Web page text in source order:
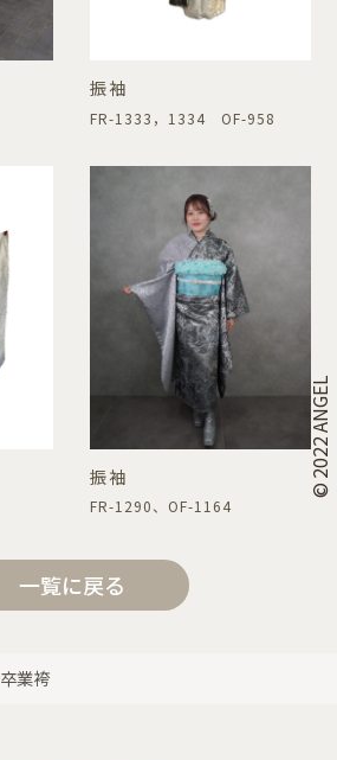
振袖
FR-1333，1334 OF-958
振袖
FR-1290、OF-1164
一覧に戻る
卒業袴
© 2022 ANGEL